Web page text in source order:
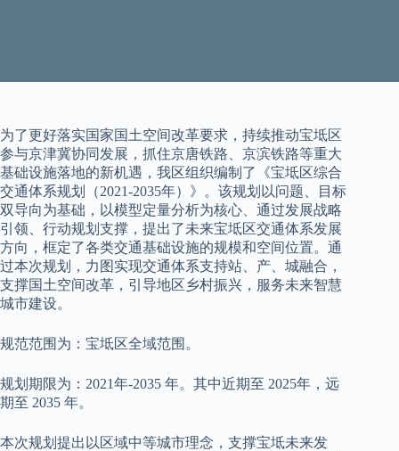
为了更好落实国家国土空间改革要求，持续推动宝坻区
参与京津冀协同发展，抓住京唐铁路、京滨铁路等重大
基础设施落地的新机遇，我区组织编制了《宝坻区综合
交通体系规划（2021-2035年）》。该规划以问题、目标
双导向为基础，以模型定量分析为核心、通过发展战略
引领、行动规划支撑，提出了未来宝坻区交通体系发展
方向，框定了各类交通基础设施的规模和空间位置。通
过本次规划，力图实现交通体系支持站、产、城融合，
支撑国土空间改革，引导地区乡村振兴，服务未来智慧
城市建设。
规范范围为：宝坻区全域范围。
规划期限为：2021年-2035 年。其中近期至 2025年，远
期至 2035 年。
本次规划提出以区域中等城市理念，支撑宝坻未来发